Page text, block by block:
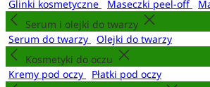
Glinki kosmetyczne
Maseczki peel-off
Serum i olejki do twarzy
Serum do twarzy
Olejki do twarzy
Kosmetyki do oczu
Kremy pod oczy
Płatki pod oczy